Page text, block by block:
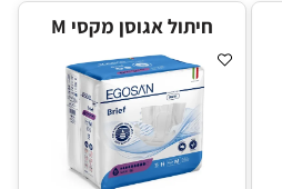
חיתול אגוסן מקסי M